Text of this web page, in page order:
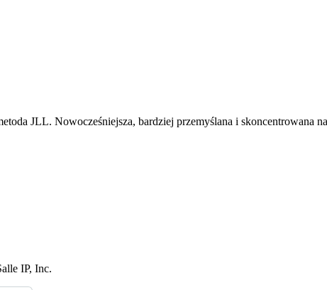
JLL. Nowocześniejsza, bardziej przemyślana i skoncentrowana
IP, Inc.